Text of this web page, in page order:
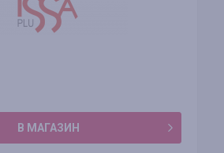
В МАГАЗИН